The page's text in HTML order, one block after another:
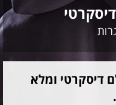
דיסקרטי ומלא